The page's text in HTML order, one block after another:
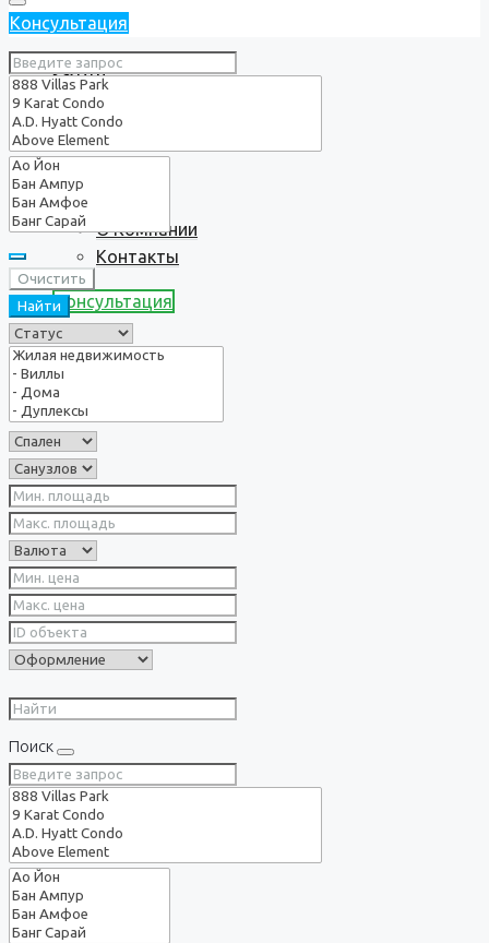
Услуги
О нас
О Компании
Контакты
Консультация
Консультация
Очистить
Найти
Поиск